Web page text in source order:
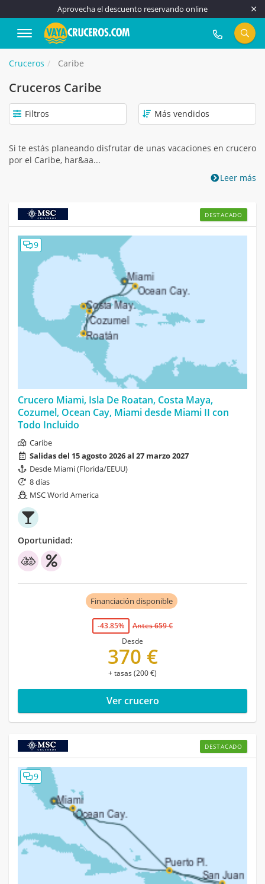
Aprovecha el descuento reservando online
917 815 555
Cruceros Caribe
Cruceros Caribe
Filtros
Si te estás planeando disfrutar de unas vacaciones en crucero
por el Caribe, har&aa...
Leer más
DESTACADO
9
Crucero Miami, Isla De Roatan, Costa Maya,
Cozumel, Ocean Cay, Miami desde Miami II con
Todo Incluido
Caribe
Salidas del 15 agosto 2026 al 27 marzo 2027
Desde Miami (Florida/EEUU)
8 días
MSC World America
Oportunidad:
Financiación disponible
-43.85%
Antes 659 €
Desde
370 €
+ tasas (200 €)
Ver crucero
DESTACADO
9